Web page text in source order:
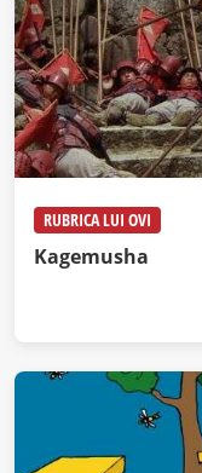
RUBRICA LUI OVI
Kagemusha